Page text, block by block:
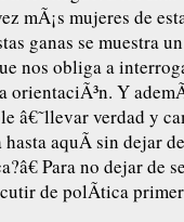
mÃ¡s mujeres de
ganas se muestra
nos obliga a
Y
â€˜llevar verdad y
aquÃ­ sin dejar
Para no dejar de
de polÃ­tica